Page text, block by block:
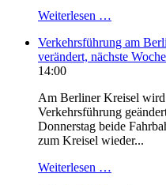
Weiterlesen …
Verkehrsführung am
verändert, nächste
14:00
Am Berliner Kreisel
Verkehrsführung
Donnerstag beide
zum Kreisel wieder...
Weiterlesen …